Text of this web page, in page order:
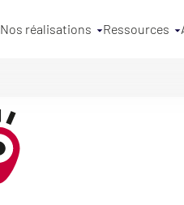
Nos réalisations Ressources